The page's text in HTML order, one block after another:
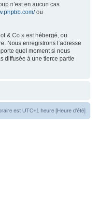
n’est en aucun cas
ou
& Co » est hébergé, ou
Nous enregistrons l’adresse
quel moment si nous
diffusée à une tierce partie
est UTC+1 heure [Heure d’été]